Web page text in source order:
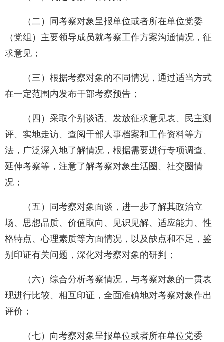
（二）同考察对象呈报单位或者所在单位党委
（党组）主要领导成员就考察工作方案沟通情况，征
求意见；
（三）根据考察对象的不同情况，通过适当方式
在一定范围内发布干部考察预告；
（四）采取个别谈话、发放征求意见表、民主测
评、实地走访、查阅干部人事档案和工作资料等方
法，广泛深入地了解情况，根据需要进行专项调查、
延伸考察等，注意了解考察对象生活圈、社交圈情
况；
（五）同考察对象面谈，进一步了解其政治立
场、思想品质、价值取向、见识见解、适应能力、性
格特点、心理素质等方面情况，以及缺点和不足，鉴
别印证有关问题，深化对考察对象的研判；
（六）综合分析考察情况，与考察对象的一贯表
现进行比较、相互印证，全面准确地对考察对象作出
评价；
（七）向考察对象呈报单位或者所在单位党委